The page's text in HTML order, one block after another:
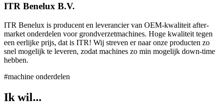
ITR Benelux B.V.
ITR Benelux is producent en leverancier van OEM-kwaliteit after-
market onderdelen voor grondverzetmachines. Hoge kwaliteit tegen
een eerlijke prijs, dat is ITR! Wij streven er naar onze producten zo
snel mogelijk te leveren, zodat machines zo min mogelijk down-time
hebben.
#machine onderdelen
Ik wil...